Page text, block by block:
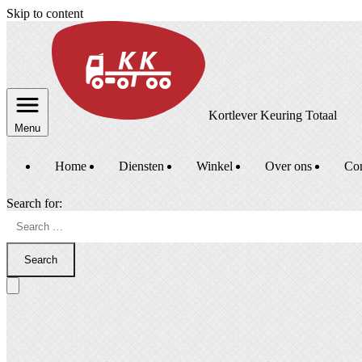
Skip to content
Menu
Kortlever Keuring Totaal
Home Diensten Winkel Over ons
Search for:
Search